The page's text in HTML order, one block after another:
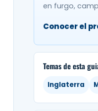
en furgo,
Conocer el
Temas de esta
Inglaterra